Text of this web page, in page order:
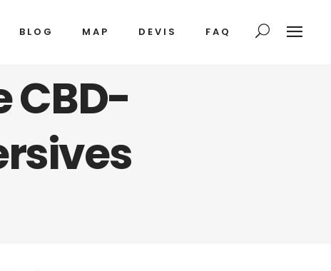
BLOG MAP DEVIS FAQ
CBD-